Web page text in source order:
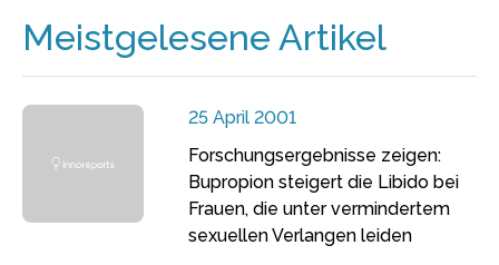
Meistgelesene Artikel
25 April 2001
Forschungsergebnisse zeigen:
Bupropion steigert die Libido bei
Frauen, die unter vermindertem
sexuellen Verlangen leiden